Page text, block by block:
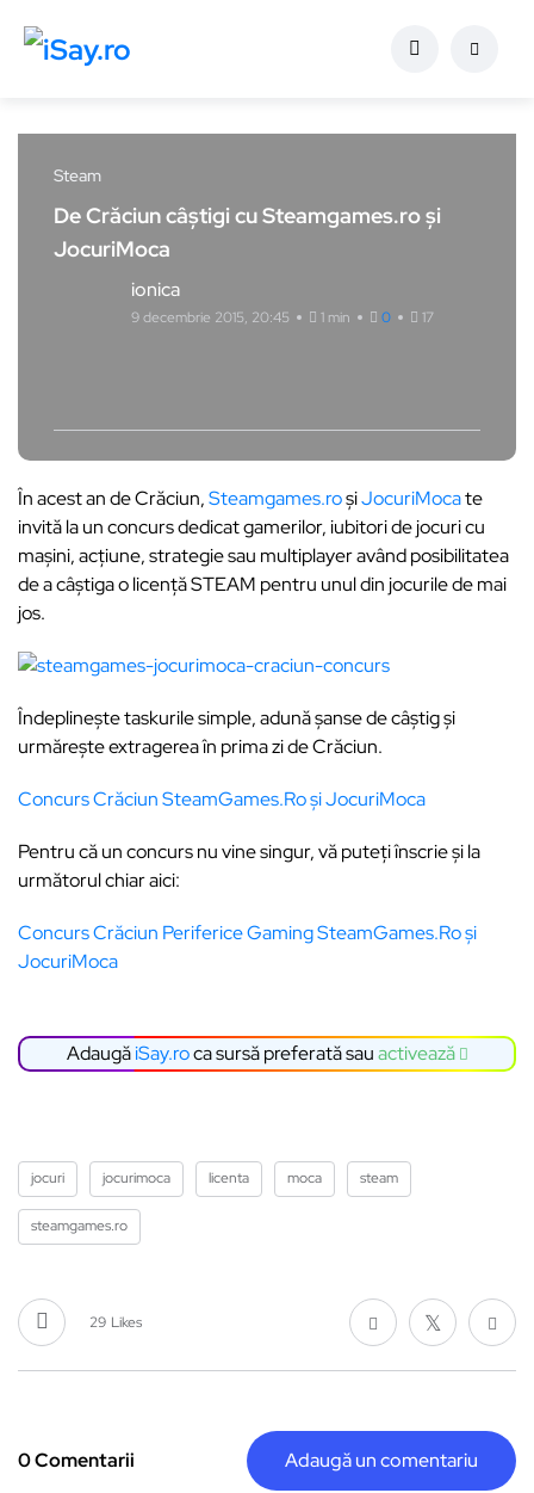
Steam
De Crăciun câștigi cu Steamgames.ro și
JocuriMoca
ionica
9 decembrie 2015, 20:45 1 min 0 17
În acest an de Crăciun,Steamgames.roșiJocuriMocate
invită la un concurs dedicat gamerilor, iubitori de jocuri cu
mașini, acțiune, strategie sau multiplayer având posibilitatea
de a câștiga o licență STEAM pentru unul din jocurile de mai
jos.
Îndeplinește taskurile simple, adună șanse de câștig și
urmărește extragerea în prima zi de Crăciun.
Concurs Crăciun SteamGames.Ro și JocuriMoca
Pentru că un concurs nu vine singur, vă puteți înscrie și la
următorul chiar aici:
Concurs Crăciun Periferice Gaming SteamGames.Ro și
JocuriMoca
AdaugăiSay.roca sursă preferată sauactivează
jocuri jocurimoca licenta moca steam
steamgames.ro
29 Likes
0 Comentarii Adaugă un comentariu